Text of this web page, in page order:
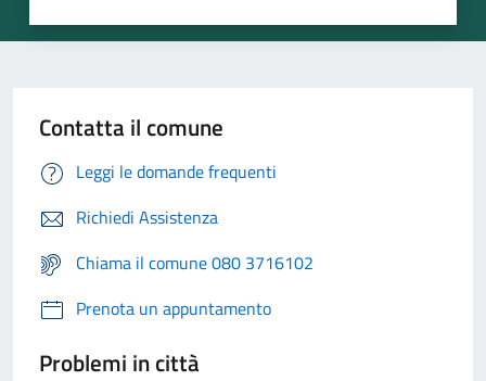
Contatta il comune
Leggi le domande frequenti
Richiedi Assistenza
Chiama il comune 080 3716102
Prenota un appuntamento
Problemi in città